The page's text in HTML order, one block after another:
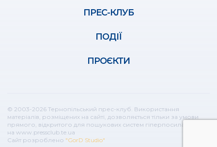
ПРЕС-КЛУБ
ПОДІЇ
ПРОЄКТИ
© 2003-2026 Тернопільський прес-клуб. Використання
матеріалів, розміщених на сайті, дозволяється тільки за умови
прямого, відкритого для пошукових систем гіперпосилання
на www.pressclub.te.ua
Сайт розроблено "GorD Studio"